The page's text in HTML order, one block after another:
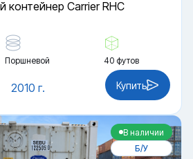
Carrier RHC
Поршневой 40 футов
2010 г. Купить
В наличии
Б/У